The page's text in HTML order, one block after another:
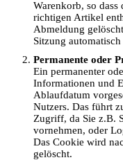
Warenkorb, so dass
richtigen Artikel
Abmeldung
Sitzung
Permanente oder
Ein permanenter
Informationen und
Ablaufdatum
Nutzers. Das führt
Zugriff, da Sie z.B.
vornehmen, oder
Das Cookie wird
gelöscht.